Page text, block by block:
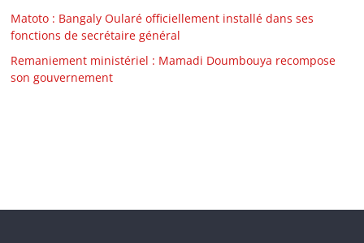
Matoto : Bangaly Oularé officiellement installé dans ses
fonctions de secrétaire général
Remaniement ministériel : Mamadi Doumbouya recompose
son gouvernement